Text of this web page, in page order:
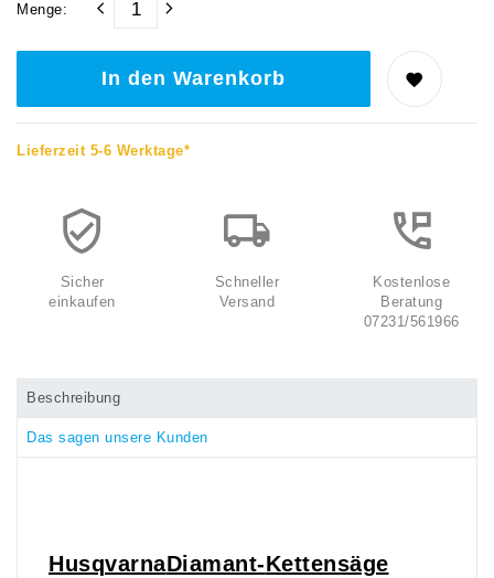
Menge:
In den Warenkorb
Lieferzeit 5-6 Werktage*
Sicher
einkaufen
Schneller
Versand
Kostenlose
Beratung
07231/561966
Beschreibung
Das sagen unsere Kunden
HusqvarnaDiamant-Kettensäge